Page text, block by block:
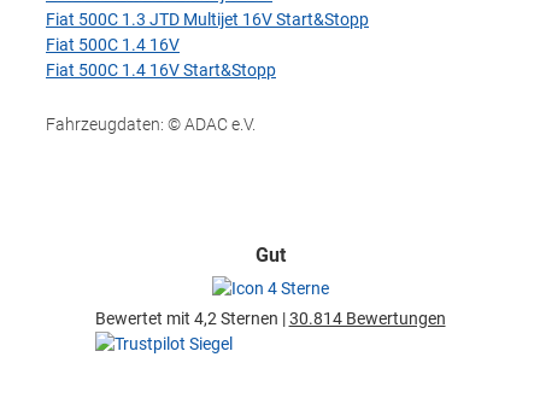
Fiat 500C 1.3 JTD Multijet 16V Start&Stopp
Fiat 500C 1.4 16V
Fiat 500C 1.4 16V Start&Stopp
Fahrzeugdaten: © ADAC e.V.
Gut
Bewertet mit 4,2 Sternen |30.814 Bewertungen